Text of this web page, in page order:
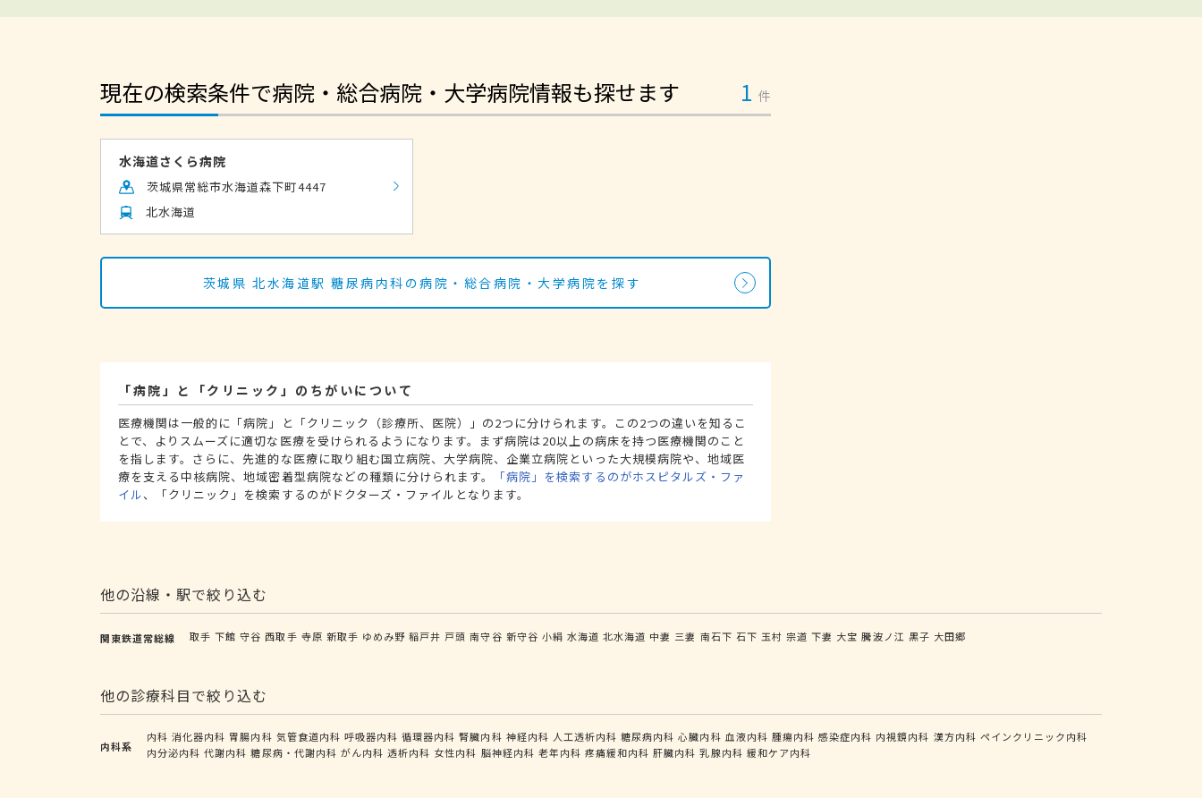
現在の検索条件で病院・総合病院・大学病院情報も探せます 1 件
水海道さくら病院
茨城県常総市水海道森下町4447
北水海道
茨城県 北水海道駅 糖尿病内科の病院・総合病院・大学病院を探す
「病院」と「クリニック」のちがいについて
医療機関は一般的に「病院」と「クリニック（診療所、医院）」の2つに分けられます。この2つの違いを知るこ
とで、よりスムーズに適切な医療を受けられるようになります。まず病院は20以上の病床を持つ医療機関のこと
を指します。さらに、先進的な医療に取り組む国立病院、大学病院、企業立病院といった大規模病院や、地域医
療を支える中核病院、地域密着型病院などの種類に分けられます。
「病院」を検索するのがホスピタルズ・ファ
イル、「クリニック」を検索するのがドクターズ・ファイルとなります。
他の沿線・駅で絞り込む
関東鉄道常総線 取手 下館 守谷 西取手 寺原 新取手 ゆめみ野 稲戸井 戸頭 南守谷 新守谷 小絹 水海道 北水海道 中妻 三妻 南石下 石下 玉村 宗道 下妻 大宝 騰波ノ江 黒子 大田郷
他の診療科目で絞り込む
内科系
内科 消化器内科 胃腸内科 気管食道内科 呼吸器内科 循環器内科 腎臓内科 神経内科 人工透析内科 糖尿病内科 心臓内科 血液内科 腫瘍内科 感染症内科 内視鏡内科 漢方内科 ペインクリニック内科
内分泌内科 代謝内科 糖尿病・代謝内科 がん内科 透析内科 女性内科 脳神経内科 老年内科 疼痛緩和内科 肝臓内科 乳腺内科 緩和ケア内科